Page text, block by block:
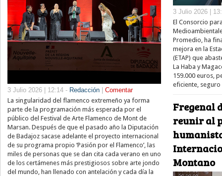
3 Julio 2026 | 12:14 - Redacción | Comentar
La singularidad del flamenco extremeño ya forma
parte de la programación más esperada por el
público del Festival de Arte Flamenco de Mont de
Marsan. Después de que el pasado año la Diputación
de Badajoz sacase adelante el proyecto internacional
de su programa propio ‘Pasión por el Flamenco’, las
miles de personas que se dan cita cada verano en uno
de los certámenes más prestigiosos sobre arte jondo
del mundo, han llenado con antelación y cada día la
3 Julio 2026 |
El Consorcio
Promedio, ha
mejora en la
(ETAP) que
La Haba y
159.000 euros,
eficiente, seguro
Fregenal
reunir al
Montano